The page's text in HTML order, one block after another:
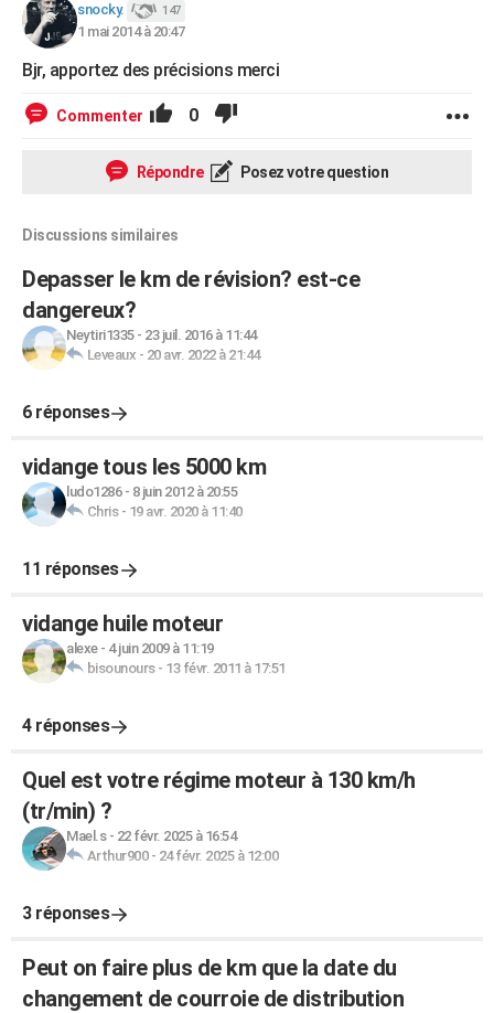
COPAINS D'AVANT
S'inscrire
Se connecter
Lycées
Collèges
Primaires
Universités
Entreprises
Service militaire
Avis de recherche
AVIS DE DÉCÈS
FORUM
snocky. 147
1 mai 2014 à 20:47
Bjr, apportez des précisions merci
Commenter 0
Répondre Posez votre question
Discussions similaires
Depasser le km de révision? est-ce
dangereux?
Neytiri1335- 23 juil. 2016 à 11:44
Leveaux - 20 avr. 2022 à 21:44
6 réponses
vidange tous les 5000 km
ludo1286- 8 juin 2012 à 20:55
Chris- 19 avr. 2020 à 11:40
11 réponses
vidange huile moteur
alexe- 4 juin 2009 à 11:19
bisounours- 13 févr. 2011 à 17:51
4 réponses
Quel est votre régime moteur à 130 km/h
(tr/min) ?
Mael.s- 22 févr. 2025 à 16:54
Arthur900- 24 févr. 2025 à 12:00
3 réponses
Peut on faire plus de km que la date du
changement de courroie de distribution